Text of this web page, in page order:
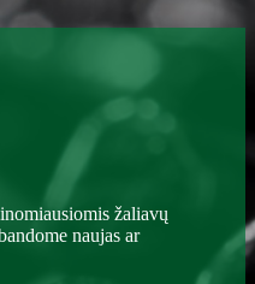
žaliavų
naujas ar